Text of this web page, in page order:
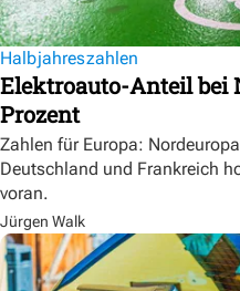
Halbjahreszahlen
Elektroauto-Anteil bei
Prozent
Zahlen für Europa:
Deutschland und Frankreich
voran.
Jürgen Walk